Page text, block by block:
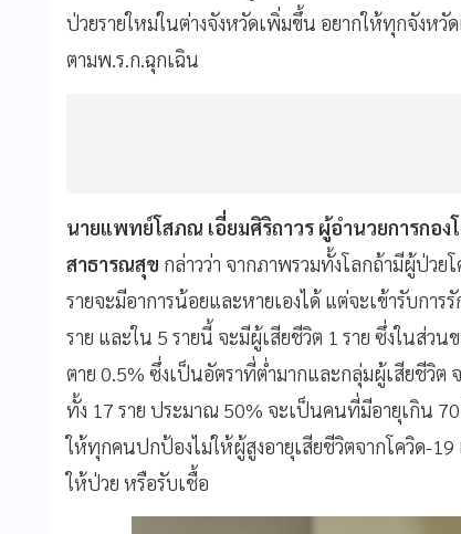
ป่วยรายใหม่ในต่างจังหวัดเพิ่มขึ้น อยากให้ทุกจังห
ตามพ.ร.ก.ฉุกเฉิน
นายแพทย์โสภณ เอี่ยมศิริถาวร ผู้อำนวยการกอ
สาธารณสุข กล่าวว่า จากภาพรวมทั้งโลกถ้ามีผู้ป่วย
รายจะมีอาการน้อยและหายเองได้ แต่จะเข้ารับกา
ราย และใน 5 รายนี้ จะมีผู้เสียชีวิต 1 ราย ซึ่งในส่ว
ตาย 0.5% ซึ่งเป็นอัตราที่ต่ำมากและกลุ่มผู้เสียชีวิ
ทั้ง 17 ราย ประมาณ 50% จะเป็นคนที่มีอายุเกิน
ให้ทุกคนปกป้องไม่ให้ผู้สูงอายุเสียชีวิตจากโควิด-
ให้ป่วย หรือรับเชื้อ